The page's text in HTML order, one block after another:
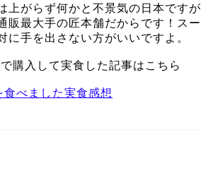
上がらず何かと不景気の日本です
販最大手の匠本舗だからです！ス
に手を出さない方がいいですよ。
購入して実食した記事はこちら
食べました実食感想